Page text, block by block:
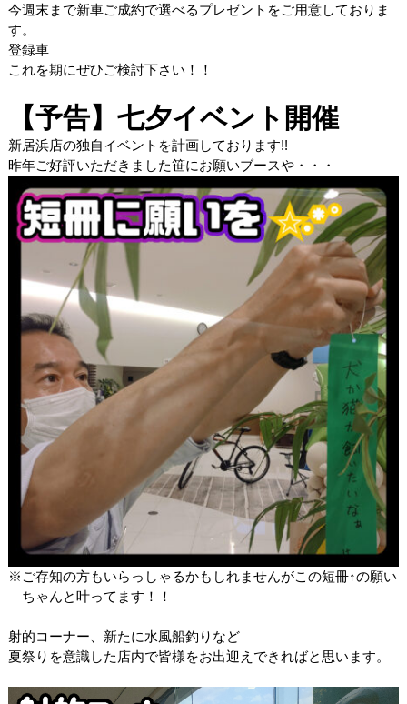
今週末まで新車ご成約で選べるプレゼントをご用意しておりま
す。
登録車
これを期にぜひご検討下さい！！
【予告】七夕イベント開催
新居浜店の独自イベントを計画しております!!
昨年ご好評いただきました笹にお願いブースや・・・
※ご存知の方もいらっしゃるかもしれませんがこの短冊↑の願い
ちゃんと叶ってます！！
射的コーナー、新たに水風船釣りなど
夏祭りを意識した店内で皆様をお出迎えできればと思います。